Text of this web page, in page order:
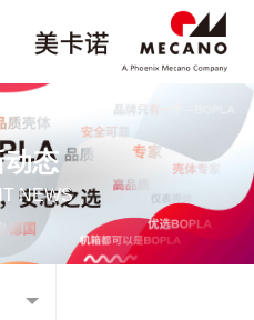
态
NEWS